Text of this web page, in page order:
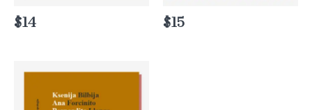
$14 $15